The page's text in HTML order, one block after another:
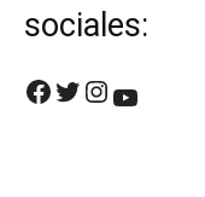
sociales:
Facebook Twitter Instagram YouTube